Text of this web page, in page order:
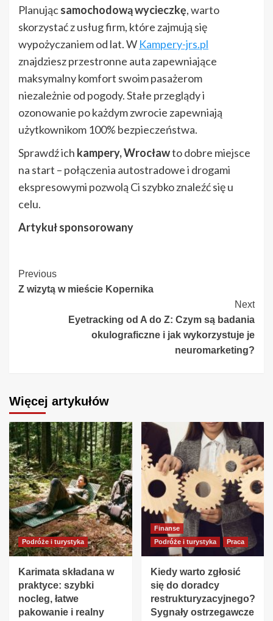
Planującsamochodową wycieczkę, warto
skorzystać z usług firm, które zajmują się
wypożyczaniem od lat. W Kampery-jrs.pl
znajdziesz przestronne auta zapewniające
maksymalny komfort swoim pasażerom
niezależnie od pogody. Stałe przeglądy i
ozonowanie po każdym zwrocie zapewniają
użytkownikom 100% bezpieczeństwa.
Sprawdź ich kampery, Wrocławto dobre miejsce
na start – połączenia autostradowe i drogami
ekspresowymi pozwolą Ci szybko znaleźć się u
celu.
Artykuł sponsorowany
Continue
Reading
Previous
Z wizytą w mieście Kopernika
Next
Eyetracking od A do Z: Czym są badania
okulograficzne i jak wykorzystuje je
neuromarketing?
Więcej artykułów
Podróże i turystyka
Karimata składana w
praktyce: szybki
nocleg, łatwe
pakowanie i realny
Finanse
Podróże i turystyka
Praca
Kiedy warto zgłosić
się do doradcy
restrukturyzacyjnego?
Sygnały ostrzegawcze